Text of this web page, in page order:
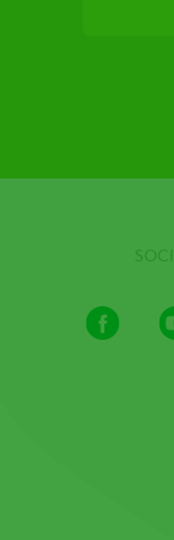
Youtube
Channel
Facebook